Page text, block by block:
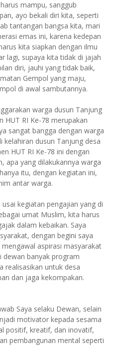
mampu, sanggub
ayo bekali diri kita, seperti
tantangan bangsa kita, mari
emas ini, karena kedepan
kita siapkan dengan ilmu
lagi, supaya kita tidak di jajah
diri, jauhi yang tidak baik,
Gempol yang maju,
di awal sambutannya.
warga dusun Tanjung
HUT RI Ke-78 merupakan
sangat bangga dengan warga
kelahiran dusun Tanjung desa
HUT RI Ke-78 ini dengan
apa yang dilakukannya warga
itu, dengan kegiatan ini,
antar warga.
kegiatan pengajian yang di
umat Muslim, kita harus
dalam kebaikan. Saya
dengan begini saya
aspirasi masyarakat
dewan banyak program
realisasikan untuk desa
dan jaga kekompakan.
Saya selaku Dewan, selain
motivator kepada sesama
positif, kreatif, dan inovatif,
pembangunan mental seperti